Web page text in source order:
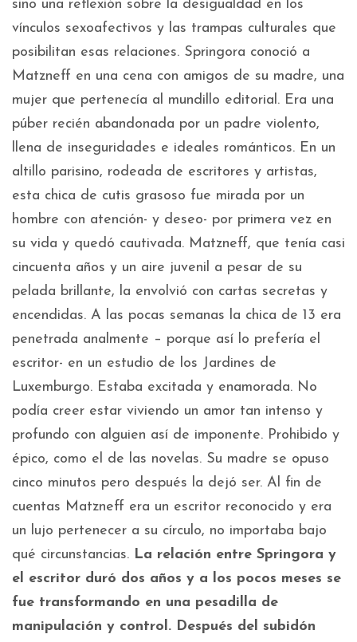
sino una reflexión sobre la desigualdad en los
vínculos sexoafectivos y las trampas culturales que
posibilitan esas relaciones. Springora conoció a
Matzneff en una cena con amigos de su madre, una
mujer que pertenecía al mundillo editorial. Era una
púber recién abandonada por un padre violento,
llena de inseguridades e ideales románticos. En un
altillo parisino, rodeada de escritores y artistas,
esta chica de cutis grasoso fue mirada por un
hombre con atención- y deseo- por primera vez en
su vida y quedó cautivada. Matzneff, que tenía casi
cincuenta años y un aire juvenil a pesar de su
pelada brillante, la envolvió con cartas secretas y
encendidas. A las pocas semanas la chica de 13 era
penetrada analmente – porque así lo prefería el
escritor- en un estudio de los Jardines de
Luxemburgo. Estaba excitada y enamorada. No
podía creer estar viviendo un amor tan intenso y
profundo con alguien así de imponente. Prohibido y
épico, como el de las novelas. Su madre se opuso
cinco minutos pero después la dejó ser. Al fin de
cuentas Matzneff era un escritor reconocido y era
un lujo pertenecer a su círculo, no importaba bajo
qué circunstancias. La relación entre Springora y
el escritor duró dos años y a los pocos meses se
fue transformando en una pesadilla de
manipulación y control. Después del subidón